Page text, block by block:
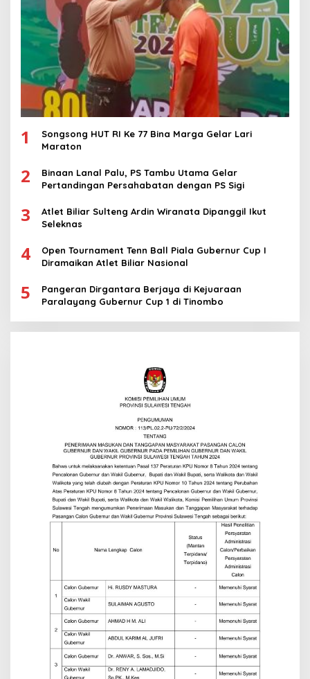
1
Songsong HUT RI Ke 77 Bina Marga Gelar Lari
Maraton
2
Binaan Lanal Palu, PS Tambu Utama Gelar
Pertandingan Persahabatan dengan PS Sigi
3
Atlet Biliar Sulteng Ardin Wiranata Dipanggil Ikut
Seleknas
4
Open Tournament Tenn Ball Piala Gubernur Cup I
Diramaikan Atlet Biliar Nasional
5
Pangeran Dirgantara Berjaya di Kejuaraan
Paralayang Gubernur Cup 1 di Tinombo